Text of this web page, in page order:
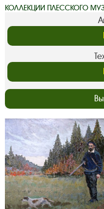
КОЛЛЕКЦИИ ПЛЕССКОГО